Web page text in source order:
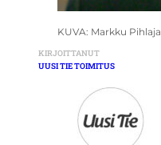
KUVA: Markku Pihlaja
KIRJOITTANUT
UUSI TIE TOIMITUS